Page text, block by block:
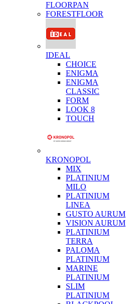
FLOORPAN
FORESTFLOOR
IDEAL
CHOICE
ENIGMA
ENIGMA
CLASSIC
FORM
LOOK 8
TOUCH
KRONOPOL
MIX
PLATINIUM
MILO
PLATINIUM
LINEA
GUSTO AURUM
VISION AURUM
PLATINIUM
TERRA
PALOMA
PLATINIUM
MARINE
PLATINIUM
SLIM
PLATINIUM